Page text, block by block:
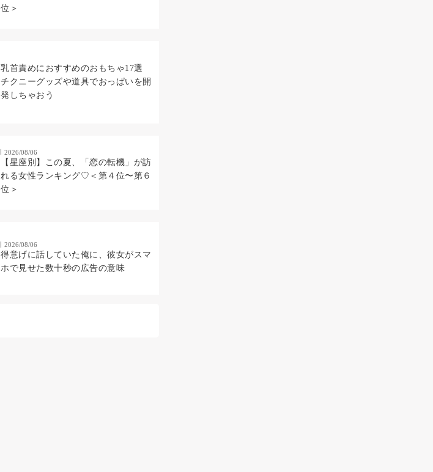
位＞
乳首責めにおすすめのおもちゃ17選
チクニーグッズや道具でおっぱいを開
発しちゃおう
2026/08/06
【星座別】この夏、「恋の転機」が訪
れる女性ランキング♡＜第４位〜第６
位＞
2026/08/06
得意げに話していた俺に、彼女がスマ
ホで見せた数十秒の広告の意味